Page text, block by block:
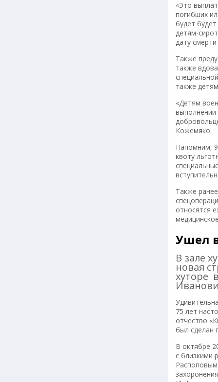
«Это
погибших
будет
детям-
дату
Также
также
также
«Детям
выполнении
Кожемяко.
Напомним,
квоту
Также
относятся
Ушел
В зале
новая
хуторе
75 лет
отчество
был сделан
В октябре
с близкими